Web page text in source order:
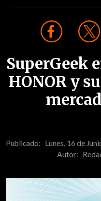
SuperGeek
HONOR y
Publicado: Lunes, 16 de
Autor: